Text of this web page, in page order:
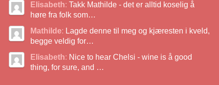
Elisabeth: Takk Mathilde - det er alltid koselig å
høre fra folk som…
Mathilde: Lagde denne til meg og kjæresten i kveld,
begge veldig for…
Elisabeth: Nice to hear Chelsi - wine is å good
thing, for sure, and …